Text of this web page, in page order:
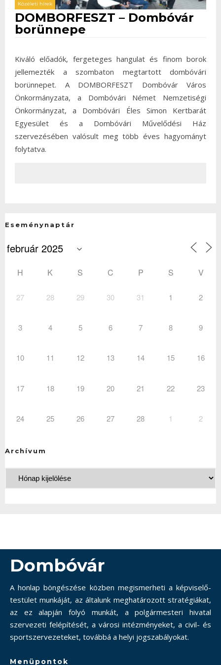
Közéleti hírek
DOMBORFESZT – Dombóvár
borünnepe
Kiváló előadók, fergeteges hangulat és finom borok
jellemezték a szombaton megtartott dombóvári
borünnepet. A DOMBORFESZT Dombóvár Város
Önkormányzata, a Dombóvári Német Nemzetiségi
Önkormányzat, a Dombóvári Éles Simon Kertbarát
Egyesület és a Dombóvári Művelődési Ház
szervezésében valósult meg több éves hagyományt
folytatva.
Eseménynaptár
H K S C P S V
27 28 29 30 31 1 2
3 4 5 6 7 8 9
10 11 12 13 14 15 16
17 18 19 20 21 22 23
24 25 26 27 28 1 2
Archívum
Dombóvár
A honlap böngészése közben megismerheti a képviselő-
testület munkáját, az általunk meghatározott stratégiákat,
az ez alapján folyó munkát, a polgármesteri hivatal
szervezeti felépítését, a városi intézményeket, a civil- és
sportszervezeteket, továbbá a helyi jogszabályokat.
Menüpontok